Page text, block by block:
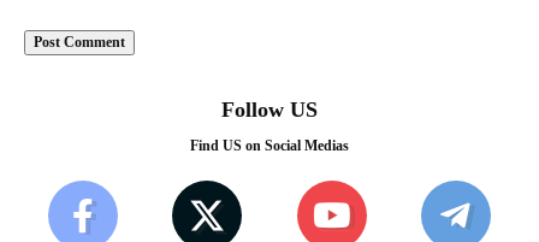
Follow US
Find US on Social Medias